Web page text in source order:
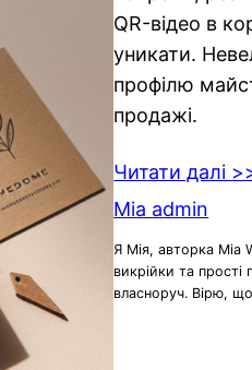
QR-відео в
уникати.
профілю
продажі.
Читати далі
Mia admin
Я Мія, авторка Mia
викрійки та
власноруч. Вірю,